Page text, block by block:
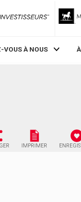
ZoneInvestisseurs RLP
VOUS À NOUS
IMPRIMER